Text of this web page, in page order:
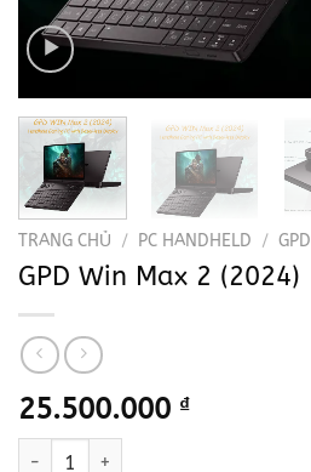
TRANG CHỦ / PC HANDHELD / GPD
GPD Win Max 2 (2024)
25.500.000 ₫
GPD Win Max 2 (2024) số lượng